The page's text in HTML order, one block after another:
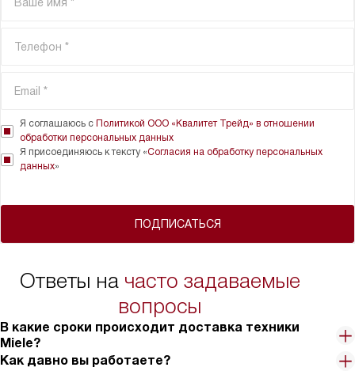
ПОДПИСАТЬСЯ
Я соглашаюсь с Политикой ООО «Квалитет Трейд» в отношении
обработки персональных данных
Я присоединяюсь к тексту «Согласия на обработку персональных
данных»
Ответы на часто задаваемые
вопросы
В какие сроки происходит доставка техники
Miele?
Как давно вы работаете?